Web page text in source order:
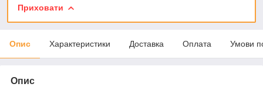
Приховати
Опис Характеристики Доставка Оплата Умови
Опис